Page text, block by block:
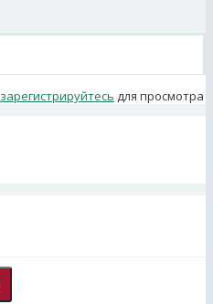
зарегистрируйтесь для просмотра